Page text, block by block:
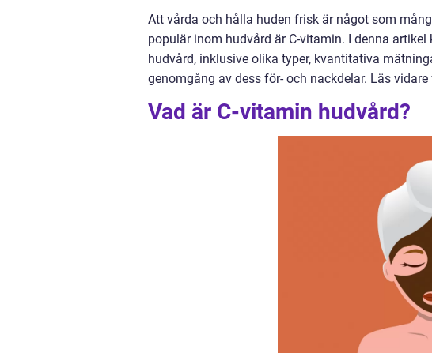
Att vårda och hålla huden frisk är något som
populär inom hudvård är C-vitamin. I denna
hudvård, inklusive olika typer, kvantitativa
genomgång av dess för- och nackdelar. Läs
Vad är C-vitamin hudvård?